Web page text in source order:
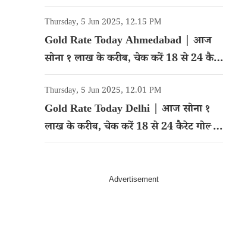
कैरेट गोल्ड का रेट
Thursday, 5 Jun 2025, 12.15 PM
Gold Rate Today Ahmedabad | आज
सोना १ लाख के करीब, चेक करें 18 से 24 कैरेट
गोल्ड का रेट
Thursday, 5 Jun 2025, 12.01 PM
Gold Rate Today Delhi | आज सोना १
लाख के करीब, चेक करें 18 से 24 कैरेट गोल्ड
का रेट